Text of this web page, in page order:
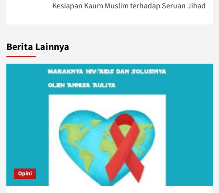
Kesiapan Kaum Muslim terhadap Seruan Jihad
Berita Lainnya
Opini